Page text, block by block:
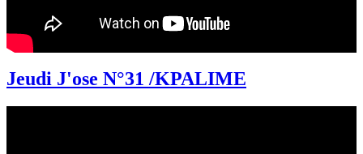
Jeudi J'ose N°31 /KPALIME